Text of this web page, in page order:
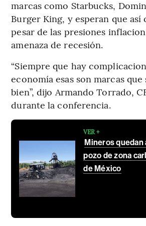
marcas como Starbucks,
Burger King, y esperan que así
pesar de las presiones
amenaza de recesión.
“Siempre que hay
economía esas son marcas
bien”, dijo Armando Torrado,
durante la conferencia.
VER +
Mineros quedan
pozo de zona
de México